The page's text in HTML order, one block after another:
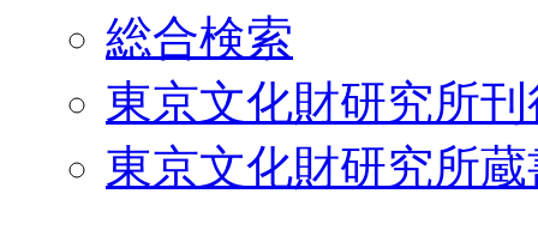
総合検索
東京文化財研究所
東京文化財研究所